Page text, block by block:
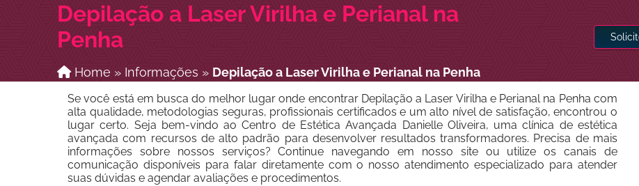
Depilação a Laser Virilha e Perianal na
Penha
Home » Informações » Depilação a Laser Virilha e Perianal na Penha
Se você está em busca do melhor lugar onde encontrar Depilação a Laser Virilha e Perianal na Penha com
alta qualidade, metodologias seguras, profissionais certificados e um alto nível de satisfação, encontrou o
lugar certo. Seja bem-vindo ao Centro de Estética Avançada Danielle Oliveira, uma clínica de estética
avançada com recursos de alto padrão para desenvolver resultados transformadores. Precisa de mais
informações sobre nossos serviços? Continue navegando em nosso site ou utilize os canais de
comunicação disponíveis para falar diretamente com o nosso atendimento especializado para atender
suas dúvidas e agendar avaliações e procedimentos.